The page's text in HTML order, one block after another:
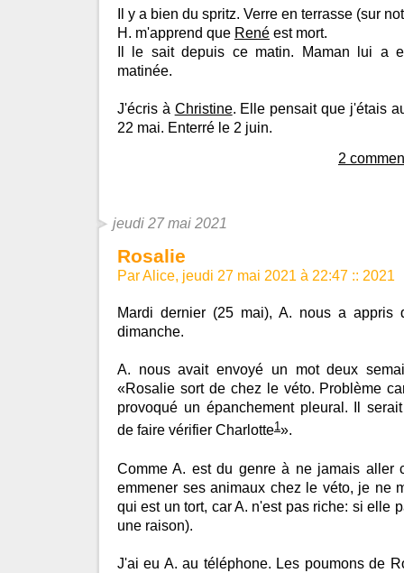
Il y a bien du spritz. Verre en terrasse (sur
H. m'apprend que René est mort.
Il le sait depuis ce matin. Maman lui a
matinée.
J'écris à Christine. Elle pensait que j'étais
22 mai. Enterré le 2 juin.
2
jeudi 27 mai 2021
Rosalie
Par Alice, jeudi 27 mai 2021 à 22:47 :: 2021
Mardi dernier (25 mai), A. nous a appris
dimanche.
A. nous avait envoyé un mot deux
«Rosalie sort de chez le véto. Problème
provoqué un épanchement pleural. Il
de faire vérifier Charlotte1».
Comme A. est du genre à ne jamais aller
emmener ses animaux chez le véto, je ne
qui est un tort, car A. n'est pas riche: si elle
une raison).
J'ai eu A. au téléphone. Les poumons de